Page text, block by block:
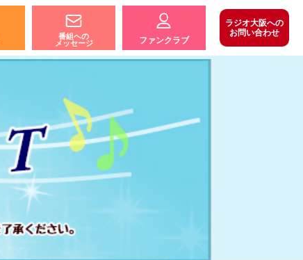
番組への
メッセージ
ファンクラブ
ラジオ大阪への
お問い合わせ